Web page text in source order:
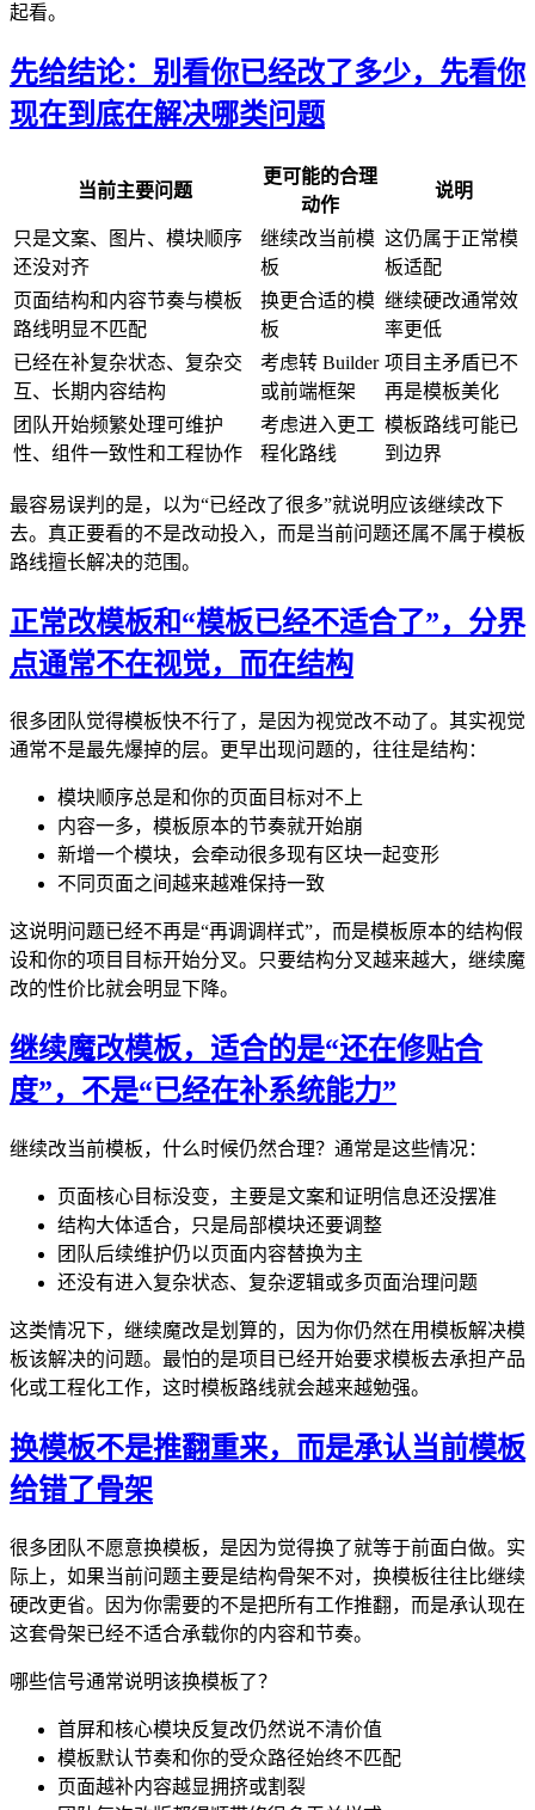
起看。
先给结论：别看你已经改了多少，先看你
现在到底在解决哪类问题
当前主要问题
更可能的合理
动作
说明
只是文案、图片、模块顺序
还没对齐
继续改当前模
板
这仍属于正常模
板适配
页面结构和内容节奏与模板
路线明显不匹配
换更合适的模
板
继续硬改通常效
率更低
已经在补复杂状态、复杂交
互、长期内容结构
考虑转 Builder
或前端框架
项目主矛盾已不
再是模板美化
团队开始频繁处理可维护
性、组件一致性和工程协作
考虑进入更工
程化路线
模板路线可能已
到边界
最容易误判的是，以为“已经改了很多”就说明应该继续改下
去。真正要看的不是改动投入，而是当前问题还属不属于模板
路线擅长解决的范围。
正常改模板和“模板已经不适合了”，分界
点通常不在视觉，而在结构
很多团队觉得模板快不行了，是因为视觉改不动了。其实视觉
通常不是最先爆掉的层。更早出现问题的，往往是结构：
模块顺序总是和你的页面目标对不上
内容一多，模板原本的节奏就开始崩
新增一个模块，会牵动很多现有区块一起变形
不同页面之间越来越难保持一致
这说明问题已经不再是“再调调样式”，而是模板原本的结构假
设和你的项目目标开始分叉。只要结构分叉越来越大，继续魔
改的性价比就会明显下降。
继续魔改模板，适合的是“还在修贴合
度”，不是“已经在补系统能力”
继续改当前模板，什么时候仍然合理？通常是这些情况：
页面核心目标没变，主要是文案和证明信息还没摆准
结构大体适合，只是局部模块还要调整
团队后续维护仍以页面内容替换为主
还没有进入复杂状态、复杂逻辑或多页面治理问题
这类情况下，继续魔改是划算的，因为你仍然在用模板解决模
板该解决的问题。最怕的是项目已经开始要求模板去承担产品
化或工程化工作，这时模板路线就会越来越勉强。
换模板不是推翻重来，而是承认当前模板
给错了骨架
很多团队不愿意换模板，是因为觉得换了就等于前面白做。实
际上，如果当前问题主要是结构骨架不对，换模板往往比继续
硬改更省。因为你需要的不是把所有工作推翻，而是承认现在
这套骨架已经不适合承载你的内容和节奏。
哪些信号通常说明该换模板了？
首屏和核心模块反复改仍然说不清价值
模板默认节奏和你的受众路径始终不匹配
页面越补内容越显拥挤或割裂